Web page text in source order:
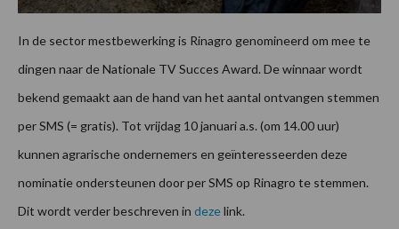
In de sector mestbewerking is Rinagro genomineerd om mee te
dingen naar de Nationale TV Succes Award. De winnaar wordt
bekend gemaakt aan de hand van het aantal ontvangen stemmen
per SMS (= gratis). Tot vrijdag 10 januari a.s. (om 14.00 uur)
kunnen agrarische ondernemers en geïnteresseerden deze
nominatie ondersteunen door per SMS op Rinagro te stemmen.
Dit wordt verder beschreven in dezelink.